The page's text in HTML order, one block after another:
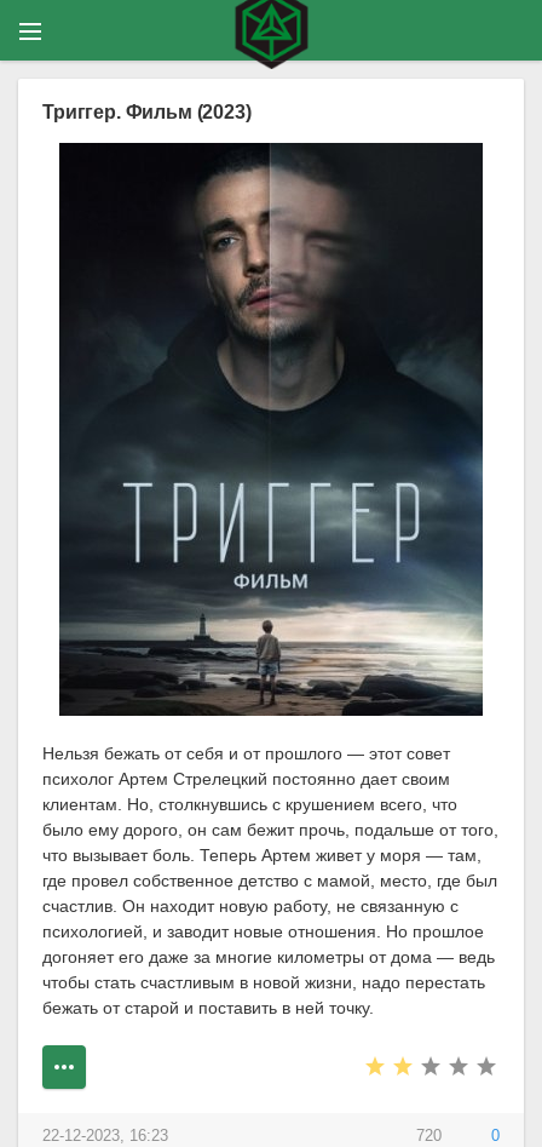
Триггер. Фильм (2023)
Нельзя бежать от себя и от прошлого — этот совет
психолог Артем Стрелецкий постоянно дает своим
клиентам. Но, столкнувшись с крушением всего, что
было ему дорого, он сам бежит прочь, подальше от того,
что вызывает боль. Теперь Артем живет у моря — там,
где провел собственное детство с мамой, место, где был
счастлив. Он находит новую работу, не связанную с
психологией, и заводит новые отношения. Но прошлое
догоняет его даже за многие километры от дома — ведь
чтобы стать счастливым в новой жизни, надо перестать
бежать от старой и поставить в ней точку.
720 0
22-12-2023, 16:23